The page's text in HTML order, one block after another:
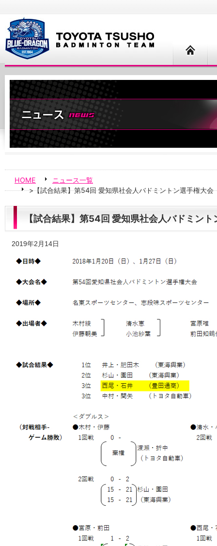
HOME
ニュース一覧
>【試合結果】第54回 愛知県社会人バドミントン選手権大会
【試合結果】第54回 愛知県社会人バドミン
2019年2月14日